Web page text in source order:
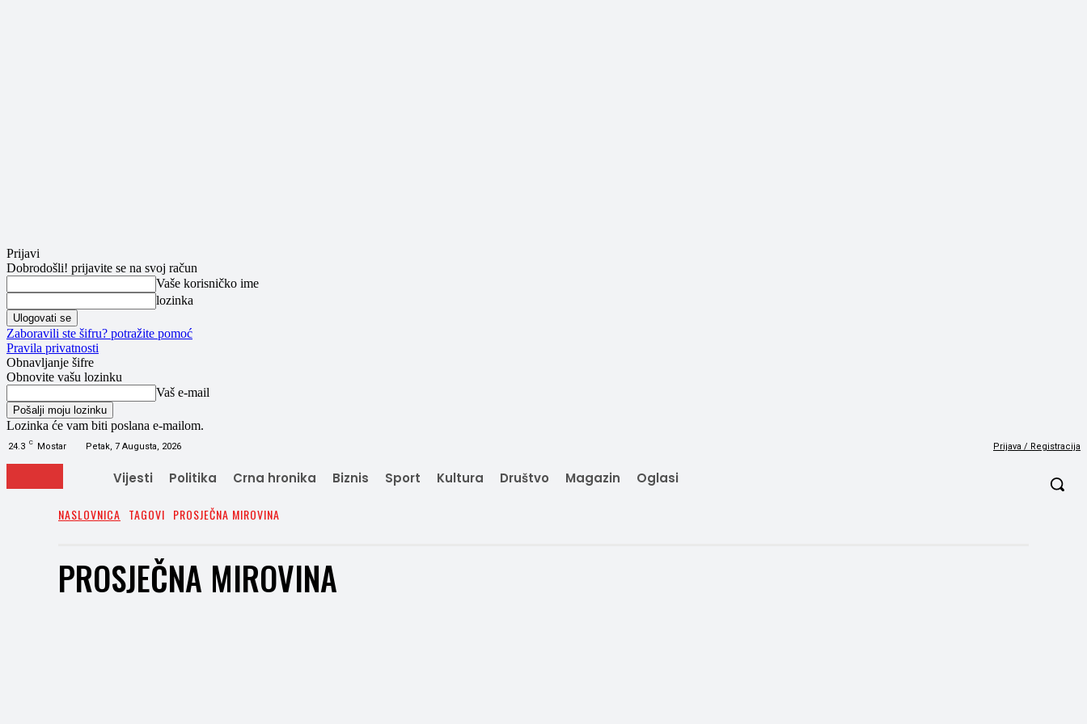
Prijavi
Dobrodošli! prijavite se na svoj račun
Vaše korisničko ime
lozinka
Zaboravili ste šifru? potražite pomoć
Pravila privatnosti
Obnavljanje šifre
Obnovite vašu lozinku
Vaš e-mail
Lozinka će vam biti poslana e-mailom.
24.3 C Mostar Petak, 7 Augusta, 2026 Prijava / Registracija
Vijesti Politika Crna hronika Biznis Sport Kultura Društvo Magazin Oglasi
NASLOVNICA TAGOVI PROSJEČNA MIROVINA
PROSJEČNA MIROVINA